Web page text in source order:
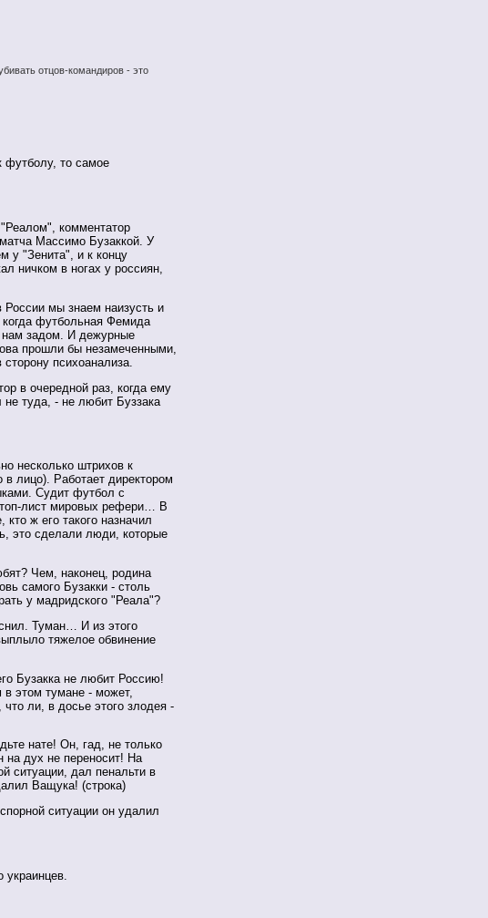
отцов-командиров - это
футболу, то самое
комментатор
Массимо Бузаккой. У
у "Зенита", и к концу
ничком в ногах у россиян,
России мы знаем наизусть и
футбольная Фемида
нам задом. И дежурные
прошли бы незамеченными,
психоанализа.
в очередной раз, когда ему
не туда, - не любит Буззака
несколько штрихов к
в лицо). Работает директором
Судит футбол с
лист мировых рефери… В
ж его такого назначил
это сделали люди, которые
Чем, наконец, родина
самого Бузакки - столь
у мадридского "Реала"?
Туман… И из этого
тяжелое обвинение
Бузакка не любит Россию!
в этом тумане - может,
ли, в досье этого злодея -
нате! Он, гад, не только
дух не переносит! На
ситуации, дал пенальти в
Ващука! (строка)
ситуации он удалил
украинцев.